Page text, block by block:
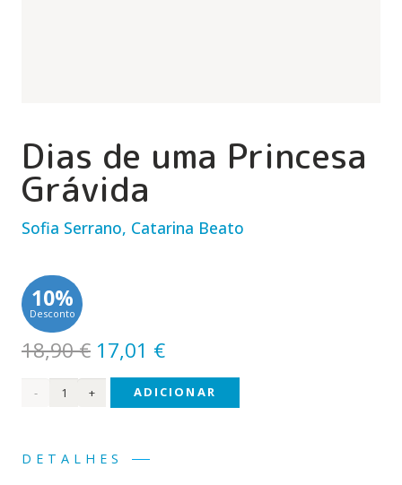
Dias de uma Princesa
Grávida
Sofia Serrano, Catarina Beato
10%
Desconto
18,90€ O
preço
original
18,90 €.
17,01 €O
preço
atual
Quantidade
ADICIONAR
DETALHES